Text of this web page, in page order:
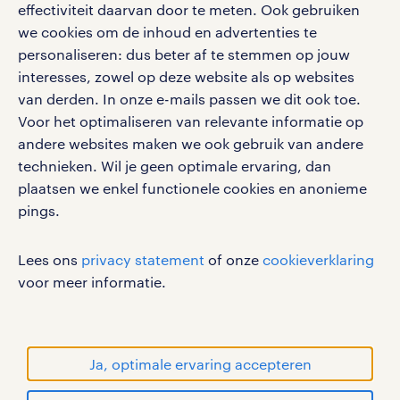
effectiviteit daarvan door te meten. Ook gebruiken
we cookies om de inhoud en advertenties te
personaliseren: dus beter af te stemmen op jouw
interesses, zowel op deze website als op websites
van derden. In onze e-mails passen we dit ook toe.
Voor het optimaliseren van relevante informatie op
andere websites maken we ook gebruik van andere
technieken. Wil je geen optimale ervaring, dan
plaatsen we enkel functionele cookies en anonieme
pings.
Lees ons privacy statement of onze cookieverklaring
voor meer informatie.
Ja, optimale ervaring accepteren
Volg ons voor de leukste content omtrent
vacatures, solliciteren en inspiratie.
werken bij randstad
gebruikersvoorwaarden
privacystatement
cookies
handelsmerken van Randstad N.V.